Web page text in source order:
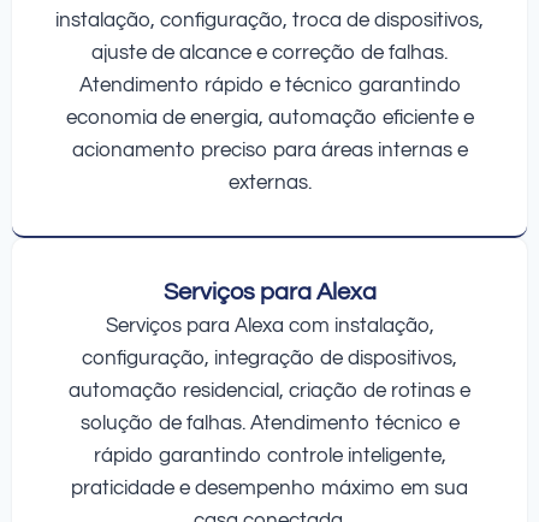
instalação, configuração, troca de dispositivos,
ajuste de alcance e correção de falhas.
Atendimento rápido e técnico garantindo
economia de energia, automação eficiente e
acionamento preciso para áreas internas e
externas.
Serviços para Alexa
Serviços para Alexa com instalação,
configuração, integração de dispositivos,
automação residencial, criação de rotinas e
solução de falhas. Atendimento técnico e
rápido garantindo controle inteligente,
praticidade e desempenho máximo em sua